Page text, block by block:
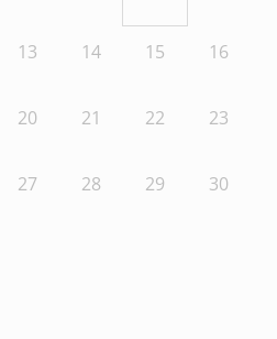
13 14 15 16
20 21 22 23
27 28 29 30